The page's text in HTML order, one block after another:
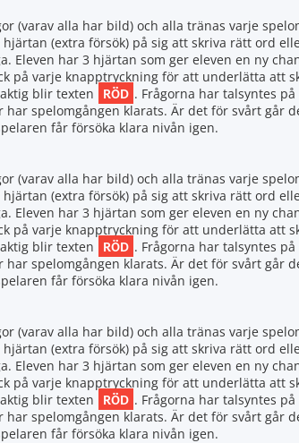
(varav alla har bild) och alla tränas varje
(extra försök) på sig att skriva rätt ord
Eleven har 3 hjärtan som ger eleven en ny
på varje knapptryckning för att underlätta att
blir texten RÖD . Frågorna har talsyntes på
spelomgången klarats. Är det för svårt går
får försöka klara nivån igen.
(varav alla har bild) och alla tränas varje
(extra försök) på sig att skriva rätt ord
Eleven har 3 hjärtan som ger eleven en ny
på varje knapptryckning för att underlätta att
blir texten RÖD . Frågorna har talsyntes på
spelomgången klarats. Är det för svårt går
får försöka klara nivån igen.
(varav alla har bild) och alla tränas varje
(extra försök) på sig att skriva rätt ord
Eleven har 3 hjärtan som ger eleven en ny
på varje knapptryckning för att underlätta att
blir texten RÖD . Frågorna har talsyntes på
spelomgången klarats. Är det för svårt går
får försöka klara nivån igen.